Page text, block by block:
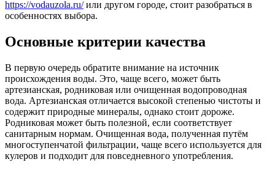
https://vodauzola.ru/или другом городе, стоит разобраться в
особенностях выбора.
Основные критерии качества
В первую очередь обратите внимание на источник
происхождения воды. Это, чаще всего, может быть
артезианская, родниковая или очищенная водопроводная
вода. Артезианская отличается высокой степенью чистоты и
содержит природные минералы, однако стоит дороже.
Родниковая может быть полезной, если соответствует
санитарным нормам. Очищенная вода, полученная путём
многоступенчатой фильтрации, чаще всего используется для
кулеров и подходит для повседневного употребления.